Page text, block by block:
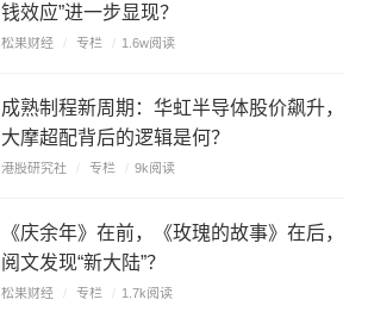
钱效应”进一步显现？
松果财经 / 专栏 / 1.6w阅读
成熟制程新周期：华虹半导体股价飙升，
大摩超配背后的逻辑是何？
港股研究社 / 专栏 / 9k阅读
《庆余年》在前，《玫瑰的故事》在后，
阅文发现“新大陆”？
松果财经 / 专栏 / 1.7k阅读